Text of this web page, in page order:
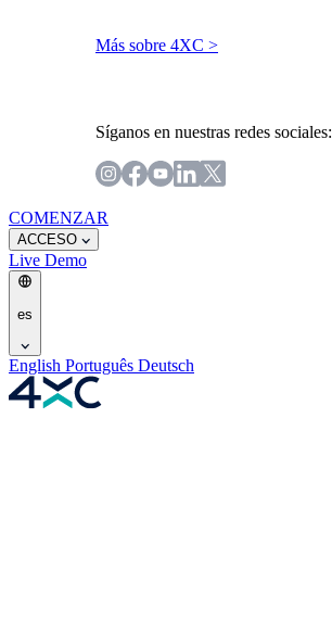
Más sobre 4XC >
Síganos en nuestras redes sociales:
COMENZAR
ACCESO
Live Demo
es
English Português Deutsch